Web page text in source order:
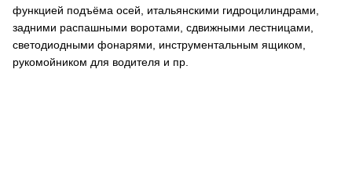
функцией подъёма осей, итальянскими гидроцилиндрами,
задними распашными воротами, сдвижными лестницами,
светодиодными фонарями, инструментальным ящиком,
рукомойником для водителя и пр.